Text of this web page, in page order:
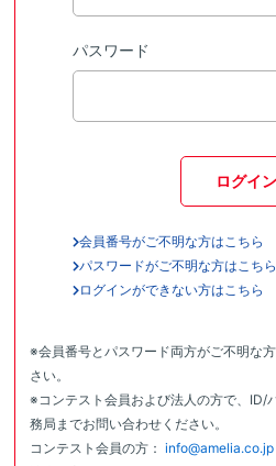
パスワード
ログイン
会員番号がご不明な方はこちら
パスワードがご不明な方はこちら
ログインができない方はこちら
※会員番号とパスワード両方がご不明な
さい。
※コンテスト会員および法人の方で、ID/
務局までお問い合わせください。
コンテスト会員の方： info@amelia.co.jp